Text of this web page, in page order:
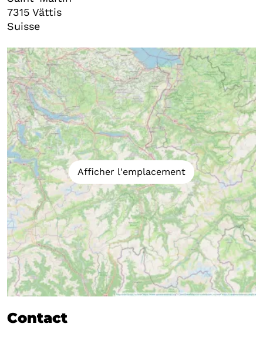
7315 Vättis
Suisse
Afficher l'emplacement
Contact